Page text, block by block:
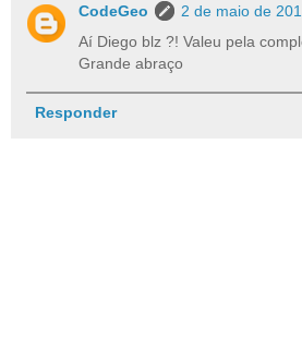
CodeGeo
2 de maio de
Aí Diego blz ?! Valeu pela
Grande abraço
Responder